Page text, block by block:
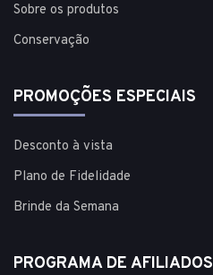
Sobre os produtos
Conservação
PROMOÇÕES ESPECIAIS
Desconto à vista
Plano de Fidelidade
Brinde da Semana
PROGRAMA DE AFILIADOS